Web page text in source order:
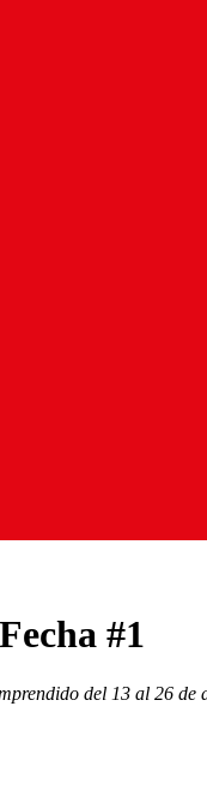
#1
del 13 al 26 de